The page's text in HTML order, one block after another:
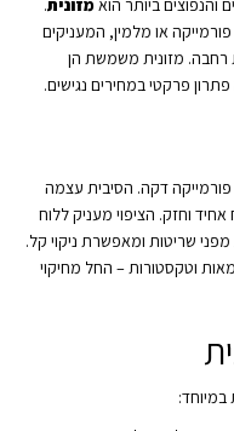
והנפוצים ביותר הואמזונית.
או מלמין, המעניקים
רחבה. מזונית משמשת הן
פרקטי במחירים נגישים.
דקה. הסיבית עצמה
וחזק. הציפוי מעניק ללוח
שריטות ומאפשרת ניקוי קל.
וטקסטורות – החל מחיקוי
במיוחד: